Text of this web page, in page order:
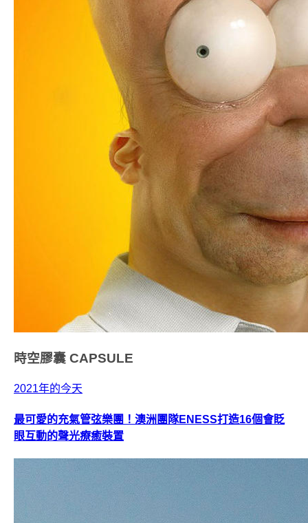
時空膠囊 CAPSULE
2021年的今天
最可愛的充氣管弦樂團！澳洲團隊ENESS打造16個會眨
眼互動的聲光療癒裝置